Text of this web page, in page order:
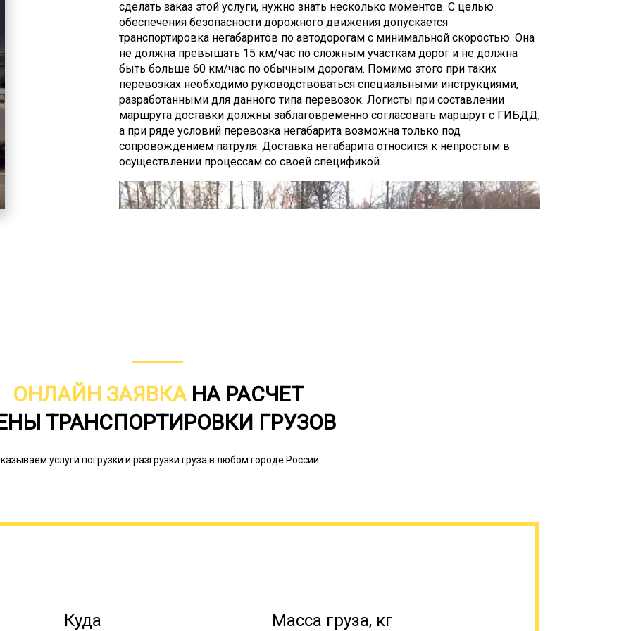
оборудование для разных сфер промышленности, специфический транспорт
(яхты, катера и др.).
сделать заказ этой услуги, нужно знать несколько моментов. С целью
обеспечения безопасности дорожного движения допускается
транспортировка негабаритов по автодорогам с минимальной скоростью. Она
не должна превышать 15 км/час по сложным участкам дорог и не должна
быть больше 60 км/час по обычным дорогам. Помимо этого при таких
перевозках необходимо руководствоваться специальными инструкциями,
разработанными для данного типа перевозок. Логисты при составлении
маршрута доставки должны заблаговременно согласовать маршрут с ГИБДД,
а при ряде условий перевозка негабарита возможна только под
сопровождением патруля. Доставка негабарита относится к непростым в
осуществлении процессам со своей спецификой.
суток и в сложных условиях (погода, рельеф местности и др.). При плохой
ОНЛАЙН ЗАЯВКАНА РАСЧЕТ
ТРАНСПОРТИРОВКИ ГРУЗОВ
услуги погрузки и разгрузки груза в любом городе России.
Куда Масса груза, кг